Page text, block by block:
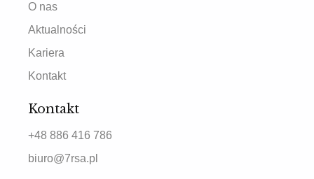
O nas
Aktualności
Kariera
Kontakt
Kontakt
+48 886 416 786
biuro@7rsa.pl